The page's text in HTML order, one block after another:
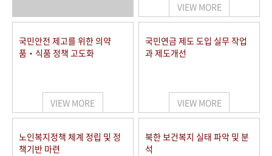
VIEW MORE
국민안전 제고를 위한 의약
품‧식품 정책 고도화
VIEW MORE
국민연금 제도 도입 실무 작업
과 제도개선
VIEW MORE
노인복지정책 체계 정립 및 정
책기반 마련
북한 보건복지 실태 파악 및 분
석